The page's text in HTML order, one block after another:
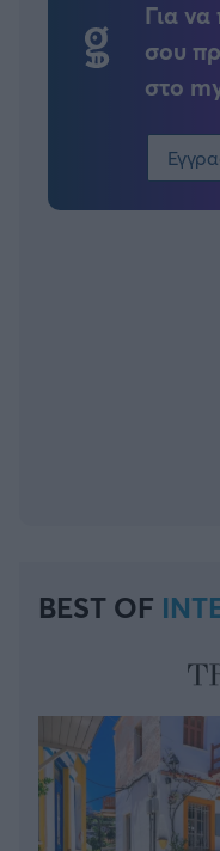
Για
σου
στο
BEST OF